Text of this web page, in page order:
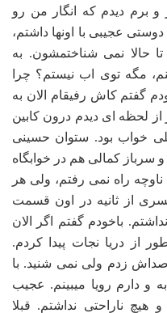
برم دیدم که انگار من رو
عجیبی با اونها داشتم،
تا حالا نمی شناختمشون. به
مگه توی اب نیستم؟ چرا
گفتم کاش رفیقام الان به
از لحظه ای دیدم درون کابین
خواب بود. ستوان حسینی
کمالی هم در خوابگاه
راه نمی رفتم، ولی هر
از ثانیه در اون قسمت
باخودم گفتم اگر الان
از دریا نجات پیدا کردم.
زدم ولی نمی شنید. با
و دارم رویا میبینم. عجیب
ناراحتی نداشتم. قبلا